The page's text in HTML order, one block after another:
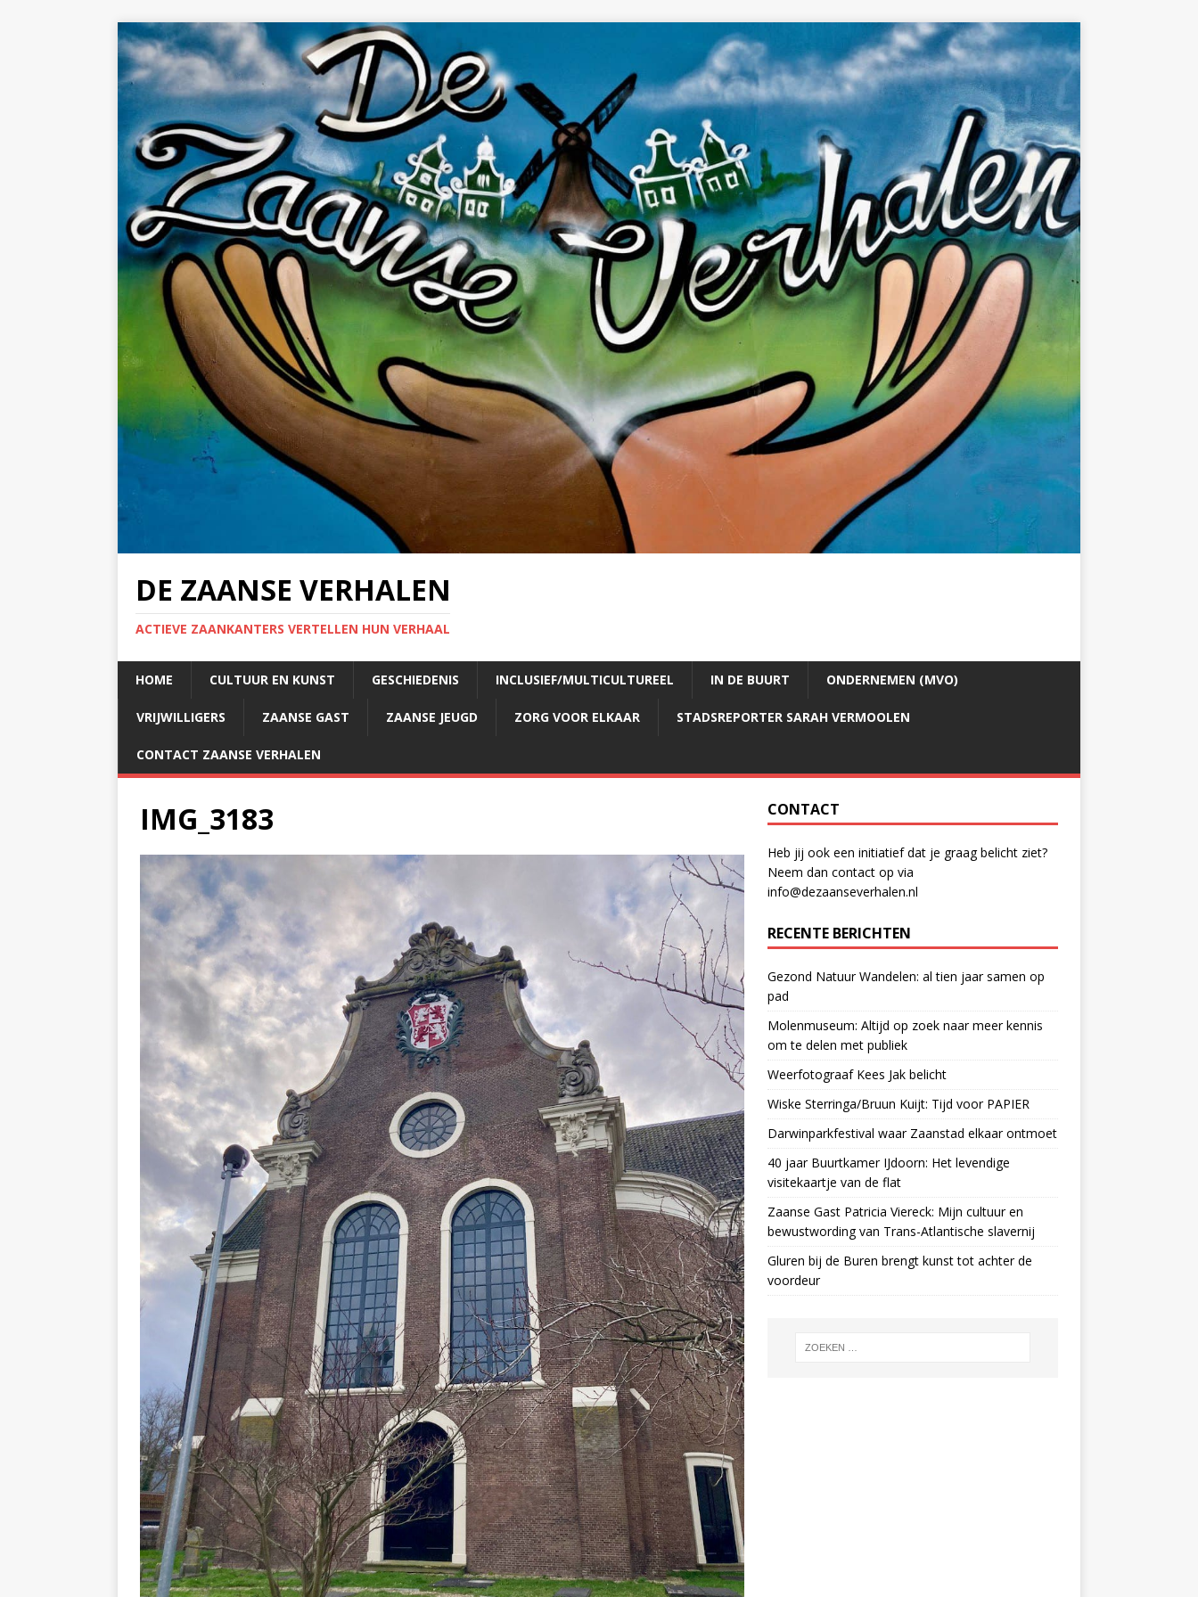
DE ZAANSE VERHALEN
ACTIEVE ZAANKANTERS VERTELLEN HUN VERHAAL
HOME CULTUUR EN KUNST GESCHIEDENIS INCLUSIEF/MULTICULTUREEL IN DE BUURT ONDERNEMEN (MVO)
VRIJWILLIGERS ZAANSE GAST ZAANSE JEUGD ZORG VOOR ELKAAR STADSREPORTER SARAH VERMOOLEN
CONTACT ZAANSE VERHALEN
IMG_3183 CONTACT
Heb jij ook een initiatief dat je graag belicht ziet?
Neem dan contact op via
info@dezaanseverhalen.nl
RECENTE BERICHTEN
Gezond Natuur Wandelen: al tien jaar samen op
pad
Molenmuseum: Altijd op zoek naar meer kennis
om te delen met publiek
Weerfotograaf Kees Jak belicht
Wiske Sterringa/Bruun Kuijt: Tijd voor PAPIER
Darwinparkfestival waar Zaanstad elkaar ontmoet
40 jaar Buurtkamer IJdoorn: Het levendige
visitekaartje van de flat
Zaanse Gast Patricia Viereck: Mijn cultuur en
bewustwording van Trans-Atlantische slavernij
Gluren bij de Buren brengt kunst tot achter de
voordeur